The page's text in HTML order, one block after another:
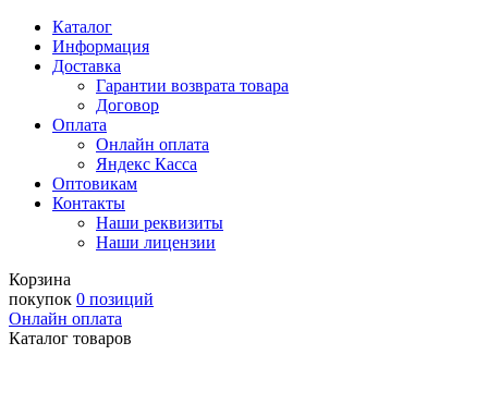
Каталог
Информация
Доставка
Гарантии возврата товара
Договор
Оплата
Онлайн оплата
Яндекс Касса
Оптовикам
Контакты
Наши реквизиты
Наши лицензии
Корзина
покупок 0 позиций
Онлайн оплата
Каталог товаров